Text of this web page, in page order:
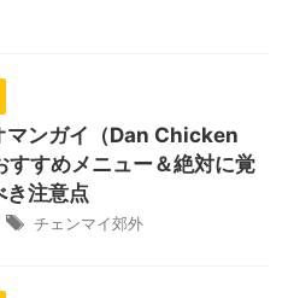
マンガイ（Dan Chicken
すすめメニュー＆絶対に覚
き注意点
チェンマイ郊外